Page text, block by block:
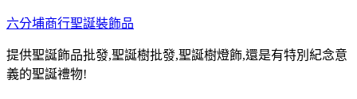
跳
主
要
六分埔商行聖誕裝飾品
提供聖誕飾品批發,聖誕樹批發,聖誕樹燈飾,還是有特別紀念意
義的聖誕禮物!